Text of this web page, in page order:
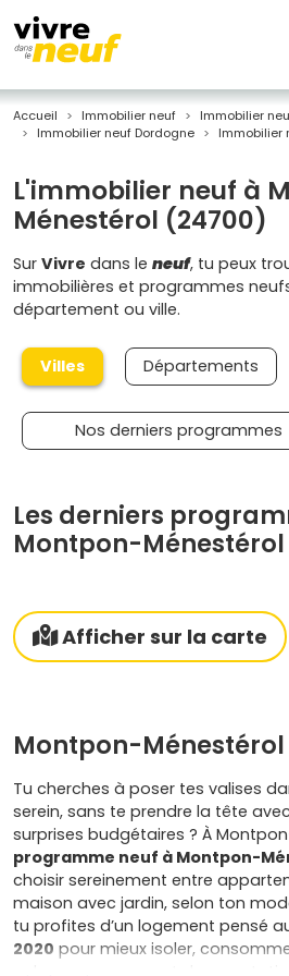
Accueil Immobilier neuf
Immobilier
Immobilier neuf Dordogne
Immobilier
L'immobilier neuf à
Ménestérol (24700)
Sur Vivre dans le neuf, tu peux
immobilières et programmes
département ou ville.
Villes Départements
Nos derniers programmes
Les derniers
Montpon-Ménestérol
Afficher sur la carte
Montpon-Ménestérol
Tu cherches à poser tes valises
serein, sans te prendre la tête
surprises budgétaires ? À
programme neuf à Montpon-
choisir sereinement entre
maison avec jardin, selon ton
tu profites d’un logement pensé
2020 pour mieux isoler,
calme, avec souvent des